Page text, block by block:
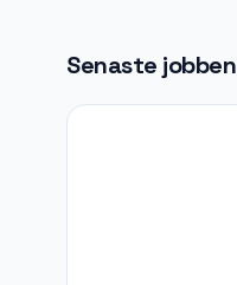
Senaste jobben